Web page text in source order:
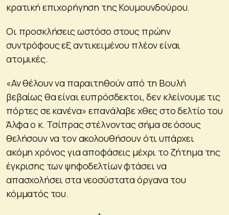
κρατική επιχορήγηση της Κουμουνδούρου.
Οι προσκλήσεις ωστόσο στους πρώην
συντρόφους εξ αντικειμένου πλέον είναι
ατομικές.
«Αν θέλουν να παραιτηθούν από τη Βουλή
βεβαίως θα είναι ευπρόσδεκτοι, δεν κλείνουμε τις
πόρτες σε κανένα» επανάλαβε χθες στο δελτίο του
Άλφα ο κ. Τσίπρας στέλνοντας σήμα σε όσους
θελήσουν να τον ακολουθήσουν ότι υπάρχει
ακόμη χρόνος για αποφάσεις μέχρι το ζήτημα της
έγκρισης των ψηφοδελτίων φτάσει να
απασχολήσει στα νεοσύστατα όργανα του
κόμματός του.